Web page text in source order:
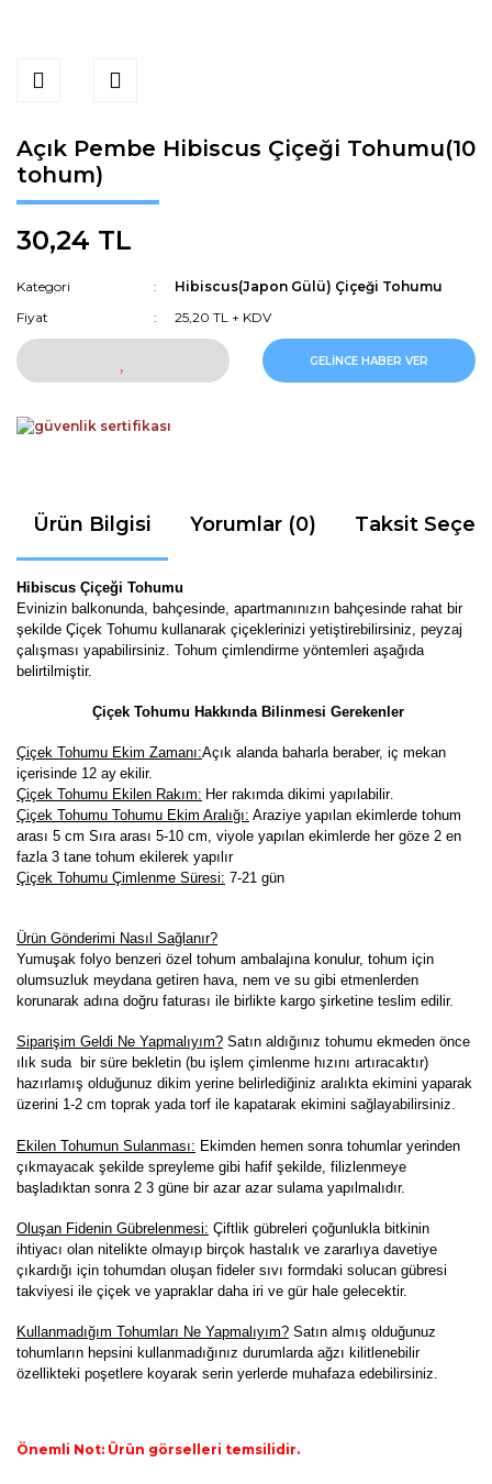
Açık Pembe Hibiscus Çiçeği Tohumu(10
tohum)
30,24 TL
Kategori
Hibiscus(Japon Gülü) Çiçeği Tohumu
Fiyat
25,20 TL + KDV
GELİNCE HABER VER
Ürün Bilgisi Yorumlar (0) Taksit
Hibiscus Çiçeği Tohumu
Evinizin balkonunda, bahçesinde, apartmanınızın bahçesinde rahat bir
şekilde Çiçek Tohumu kullanarak çiçeklerinizi yetiştirebilirsiniz, peyzaj
çalışması yapabilirsiniz. Tohum çimlendirme yöntemleri aşağıda
belirtilmiştir.
Çiçek Tohumu Hakkında Bilinmesi Gerekenler
Çiçek Tohumu Ekim Zamanı:Açık alanda baharla beraber, iç mekan
içerisinde 12 ay ekilir.
Çiçek Tohumu Ekilen Rakım: Her rakımda dikimi yapılabilir.
Çiçek Tohumu Tohumu Ekim Aralığı: Araziye yapılan ekimlerde tohum
arası 5 cm Sıra arası 5-10 cm, viyole yapılan ekimlerde her göze 2 en
fazla 3 tane tohum ekilerek yapılır
Çiçek Tohumu Çimlenme Süresi: 7-21 gün
Ürün Gönderimi Nasıl Sağlanır?
Yumuşak folyo benzeri özel tohum ambalajına konulur, tohum için
olumsuzluk meydana getiren hava, nem ve su gibi etmenlerden
korunarak adına doğru faturası ile birlikte kargo şirketine teslim edilir.
Siparişim Geldi Ne Yapmalıyım? Satın aldığınız tohumu ekmeden önce
ılık suda bir süre bekletin (bu işlem çimlenme hızını artıracaktır)
hazırlamış olduğunuz dikim yerine belirlediğiniz aralıkta ekimini yaparak
üzerini 1-2 cm toprak yada torf ile kapatarak ekimini sağlayabilirsiniz.
Ekilen Tohumun Sulanması: Ekimden hemen sonra tohumlar yerinden
çıkmayacak şekilde spreyleme gibi hafif şekilde, filizlenmeye
başladıktan sonra 2 3 güne bir azar azar sulama yapılmalıdır.
Oluşan Fidenin Gübrelenmesi: Çiftlik gübreleri çoğunlukla bitkinin
ihtiyacı olan nitelikte olmayıp birçok hastalık ve zararlıya davetiye
çıkardığı için tohumdan oluşan fideler sıvı formdaki solucan gübresi
takviyesi ile çiçek ve yapraklar daha iri ve gür hale gelecektir.
Kullanmadığım Tohumları Ne Yapmalıyım? Satın almış olduğunuz
tohumların hepsini kullanmadığınız durumlarda ağzı kilitlenebilir
özellikteki poşetlere koyarak serin yerlerde muhafaza edebilirsiniz.
Önemli Not: Ürün görselleri temsilidir.